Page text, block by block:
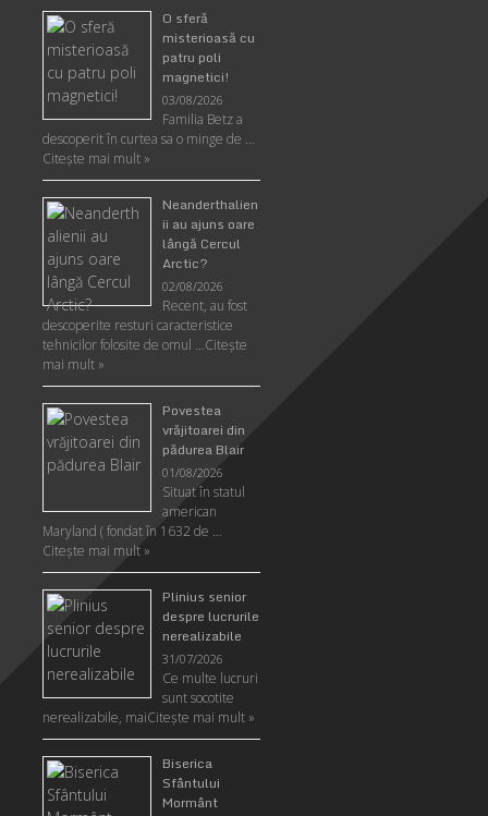
O sferă
misterioasă cu
patru poli
magnetici!
03/08/2026
Familia Betz a
descoperit în curtea sa o minge de …
Citeşte mai mult »
Neanderthalien
ii au ajuns oare
lângă Cercul
Arctic?
02/08/2026
Recent, au fost
descoperite resturi caracteristice
tehnicilor folosite de omul …Citeşte
mai mult »
Povestea
vrăjitoarei din
pădurea Blair
01/08/2026
Situat în statul
american
Maryland ( fondat în 1632 de …
Citeşte mai mult »
Plinius senior
despre lucrurile
nerealizabile
31/07/2026
Ce multe lucruri
sunt socotite
nerealizabile, maiCiteşte mai mult »
Biserica
Sfântului
Mormânt